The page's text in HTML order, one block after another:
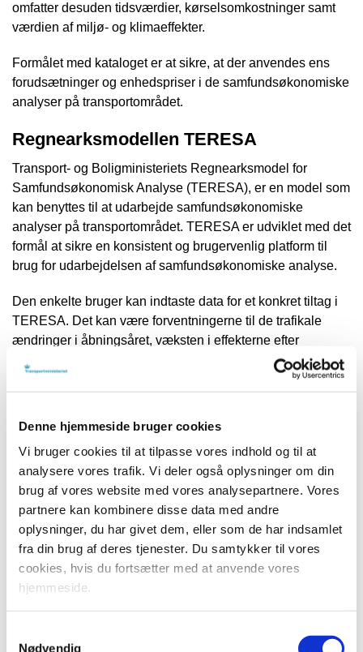
Denne hjemmeside bruger cookies
Vi bruger cookies til at tilpasse vores indhold og til at
analysere vores trafik. Vi deler også oplysninger om din
brug af vores website med vores analysepartnere. Vores
partnere kan kombinere disse data med andre
oplysninger, du har givet dem, eller som de har indsamlet
fra din brug af deres tjenester. Du samtykker til vores
cookies, hvis du fortsætter med at anvende vores
hjemmeside.
Nødvendig
omfatter desuden tidsværdier, kørselsomkostninger samt
værdien af miljø- og klimaeffekter.
Formålet med kataloget er at sikre, at der anvendes ens
forudsætninger og enhedspriser i de samfundsøkonomiske
analyser på transportområdet.
Regnearksmodellen TERESA
Transport- og Boligministeriets Regnearksmodel for
Samfundsøkonomisk Analyse (TERESA), er en model som
kan benyttes til at udarbejde samfundsøkonomiske
analyser på transportområdet. TERESA er udviklet med det
formål at sikre en konsistent og brugervenlig platform til
brug for udarbejdelsen af samfundsøkonomiske analyse.
Den enkelte bruger kan indtaste data for et konkret tiltag i
TERESA. Det kan være forventningerne til de trafikale
ændringer i åbningsåret, væksten i effekterne efter
åbningsåret, anlægs- og driftsomkostninger samt andre
enhedspriser den samfundsøkonomiske værdi af tiltaget.
Manual for klimaopgørelser af
anlægsprojekter i Transportministeriets
koncern
Manual for klimaopgørelser af anlægsprojekter beskriver,
hvordan klimaopgørelse for anlægsprojekter skal udføres i
Transportministeriets koncern. Klimaopgørelser skal
baseres på en livscyklusanalyse af et givent